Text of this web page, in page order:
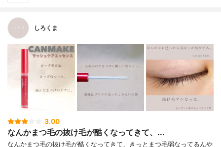
しろくま
3.00
なんかまつ毛の抜け毛が酷くなってきて、...
なんかまつ毛の抜け毛が酷くなってきて、きっとまつ毛弱なってるんや